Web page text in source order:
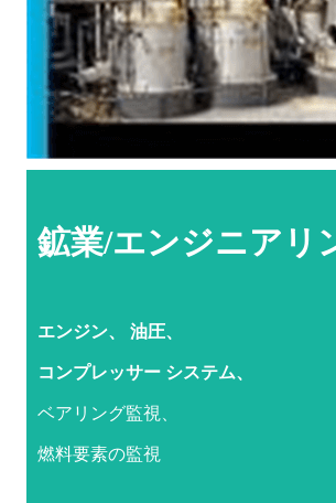
鉱業/エンジニアリ
エンジン、 油圧、
コンプレッサー システム、
ベアリング監視、
燃料要素の監視